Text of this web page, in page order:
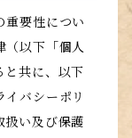
重要性につい
（以下「個人
と共に、以下
バシーポリ
扱い及び保護